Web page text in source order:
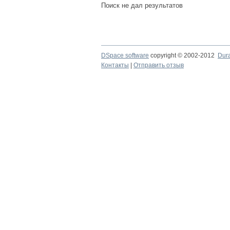
Поиск не дал результатов
DSpace software copyright © 2002-2012
Контакты
Отправить отзыв